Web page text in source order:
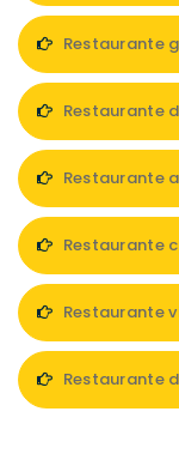
Restaurante
Restaurante
Restaurante
Restaurante
Restaurante
Restaurante